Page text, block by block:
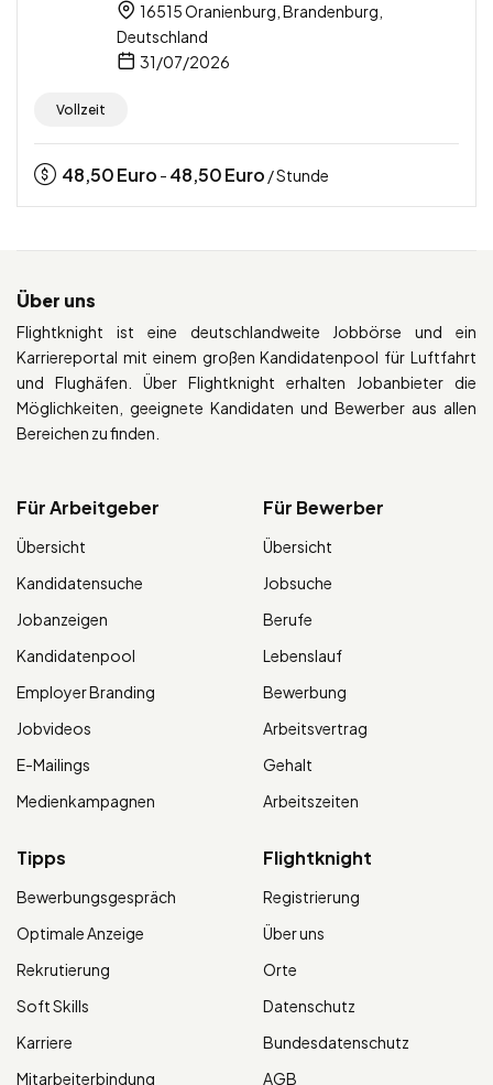
16515 Oranienburg, Brandenburg,
Deutschland
31/07/2026
Vollzeit
48,50Euro - 48,50Euro / Stunde
Über uns
Flightknight ist eine deutschlandweite Jobbörse und ein
Karriereportal mit einem großen Kandidatenpool für Luftfahrt
und Flughäfen. Über Flightknight erhalten Jobanbieter die
Möglichkeiten, geeignete Kandidaten und Bewerber aus allen
Bereichen zu finden.
Für Arbeitgeber
Übersicht
Kandidatensuche
Jobanzeigen
Kandidatenpool
Employer Branding
Jobvideos
E-Mailings
Medienkampagnen
Für Bewerber
Übersicht
Jobsuche
Berufe
Lebenslauf
Bewerbung
Arbeitsvertrag
Gehalt
Arbeitszeiten
Tipps
Bewerbungsgespräch
Optimale Anzeige
Rekrutierung
Soft Skills
Karriere
Mitarbeiterbindung
Flightknight
Registrierung
Über uns
Orte
Datenschutz
Bundesdatenschutz
AGB